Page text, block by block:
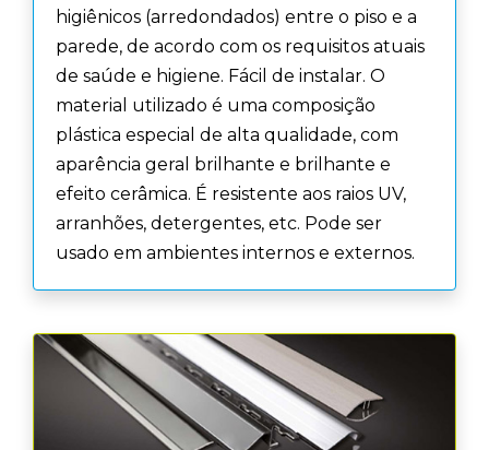
higiênicos (arredondados) entre o piso e a
parede, de acordo com os requisitos atuais
de saúde e higiene. Fácil de instalar. O
material utilizado é uma composição
plástica especial de alta qualidade, com
aparência geral brilhante e brilhante e
efeito cerâmica. É resistente aos raios UV,
arranhões, detergentes, etc. Pode ser
usado em ambientes internos e externos.